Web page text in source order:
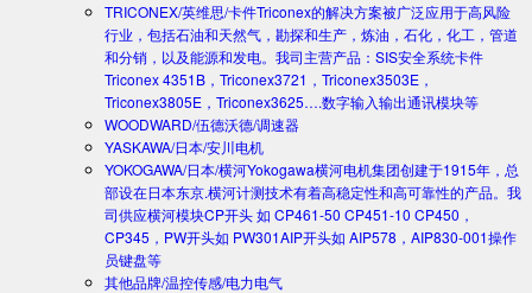
TRICONEX/英维思/卡件Triconex的解决方案被广泛应用于高风险
行业，包括石油和天然气，勘探和生产，炼油，石化，化工，管道
和分销，以及能源和发电。我司主营产品：SIS安全系统卡件
Triconex 4351B，Triconex3721，Triconex3503E，
Triconex3805E，Triconex3625….数字输入输出通讯模块等
WOODWARD/伍德沃德/调速器
YASKAWA/日本/安川电机
YOKOGAWA/日本/横河Yokogawa横河电机集团创建于1915年，总
部设在日本东京.横河计测技术有着高稳定性和高可靠性的产品。我
司供应横河模块CP开头 如 CP461-50 CP451-10 CP450，
CP345，PW开头如 PW301AIP开头如 AIP578，AIP830-001操作
员键盘等
其他品牌/温控传感/电力电气